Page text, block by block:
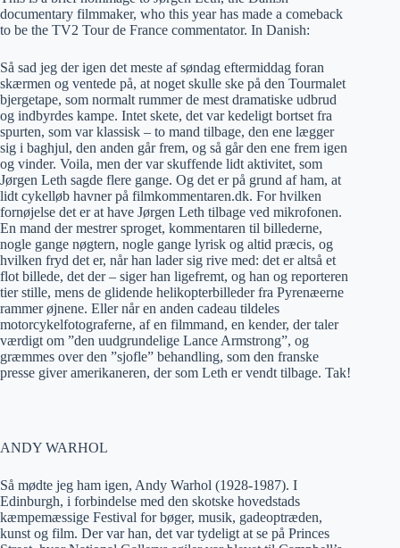
documentary filmmaker, who this year has made a comeback
to be the TV2 Tour de France commentator. In Danish:
Så sad jeg der igen det meste af søndag eftermiddag foran
skærmen og ventede på, at noget skulle ske på den Tourmalet
bjergetape, som normalt rummer de mest dramatiske udbrud
og indbyrdes kampe. Intet skete, det var kedeligt bortset fra
spurten, som var klassisk – to mand tilbage, den ene lægger
sig i baghjul, den anden går frem, og så går den ene frem igen
og vinder. Voila, men der var skuffende lidt aktivitet, som
Jørgen Leth sagde flere gange. Og det er på grund af ham, at
lidt cykelløb havner på filmkommentaren.dk. For hvilken
fornøjelse det er at have Jørgen Leth tilbage ved mikrofonen.
En mand der mestrer sproget, kommentaren til billederne,
nogle gange nøgtern, nogle gange lyrisk og altid præcis, og
hvilken fryd det er, når han lader sig rive med: det er altså et
flot billede, det der – siger han ligefremt, og han og reporteren
tier stille, mens de glidende helikopterbilleder fra Pyrenæerne
rammer øjnene. Eller når en anden cadeau tildeles
motorcykelfotograferne, af en filmmand, en kender, der taler
værdigt om ”den uudgrundelige Lance Armstrong”, og
græmmes over den ”sjofle” behandling, som den franske
presse giver amerikaneren, der som Leth er vendt tilbage. Tak!
ANDY WARHOL
Så mødte jeg ham igen, Andy Warhol (1928-1987). I
Edinburgh, i forbindelse med den skotske hovedstads
kæmpemæssige Festival for bøger, musik, gadeoptræden,
kunst og film. Der var han, det var tydeligt at se på Princes